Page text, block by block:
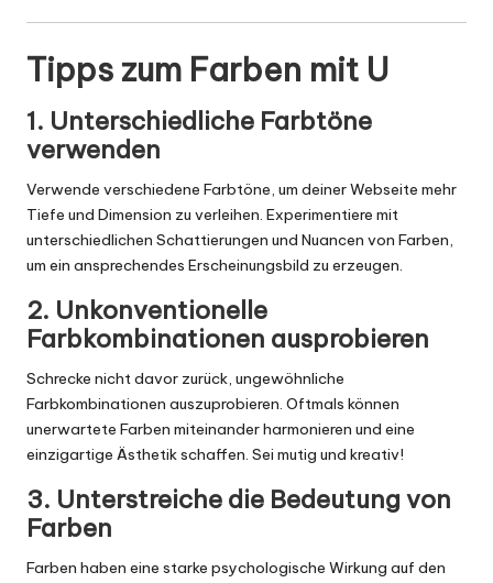
Tipps zum Farben mit U
1. Unterschiedliche Farbtöne
verwenden
Verwende verschiedene Farbtöne, um deiner Webseite mehr
Tiefe und Dimension zu verleihen. Experimentiere mit
unterschiedlichen Schattierungen und Nuancen von Farben,
um ein ansprechendes Erscheinungsbild zu erzeugen.
2. Unkonventionelle
Farbkombinationen ausprobieren
Schrecke nicht davor zurück, ungewöhnliche
Farbkombinationen auszuprobieren. Oftmals können
unerwartete Farben miteinander harmonieren und eine
einzigartige Ästhetik schaffen. Sei mutig und kreativ!
3. Unterstreiche die Bedeutung von
Farben
Farben haben eine starke psychologische Wirkung auf den